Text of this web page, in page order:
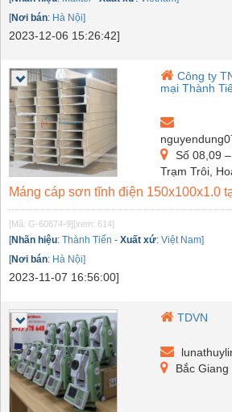
[Nơi bán: Hà Nội]
2023-12-06 15:26:42]
Công ty
mại Thành
Số 08,09
Trạm Trôi,
Máng cáp sơn tĩnh điện 150x100x1.0
[Mã: G-60674-9][xem: 614]
[Nhãn hiệu: Thành Tiến - Xuất xứ: Việt Nam]
[Nơi bán: Hà Nội]
2023-11-07 16:56:00]
TDVN
Bắc Giang